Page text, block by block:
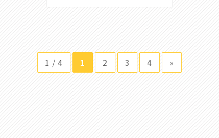
1 / 4 1 2 3 4 »